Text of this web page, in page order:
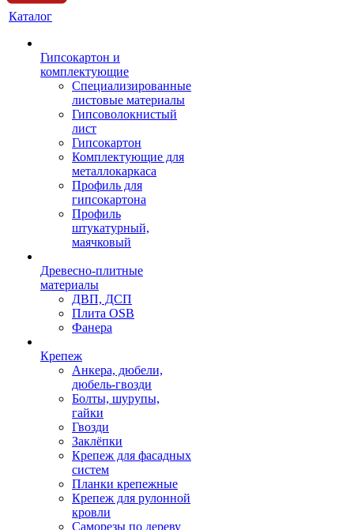
Каталог
Гипсокартон и
комплектующие
Специализированные
листовые материалы
Гипсоволокнистый
лист
Гипсокартон
Комплектующие для
металлокаркаса
Профиль для
гипсокартона
Профиль
штукатурный,
маячковый
Древесно-плитные
материалы
ДВП, ДСП
Плита OSB
Фанера
Крепеж
Анкера, дюбели,
дюбель-гвозди
Болты, шурупы,
гайки
Гвозди
Заклёпки
Крепеж для фасадных
систем
Планки крепежные
Крепеж для рулонной
кровли
Саморезы по дереву